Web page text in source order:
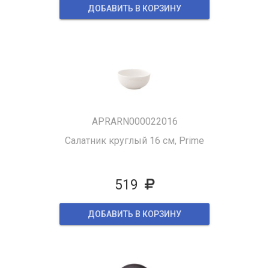
ДОБАВИТЬ В КОРЗИНУ
APRARN000022016
Салатник круглый 16 см, Prime
519
ДОБАВИТЬ В КОРЗИНУ